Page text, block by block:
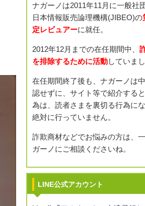
ナガーノは2011年11月に一般社
日本情報販売論理機構(JIBEO)の
定レビュアーに就任。
2012年12月までの在任期間中、
を排除するために活動していまし
在任期間終了後も、ナガーノは
認せずに、サイト等で紹介する
為は、読者さまを裏切る行為に
絶対に行っていません。
詐欺商材などでお悩みの方は、
ガーノにご相談くださいね。
LINE公式アカウント